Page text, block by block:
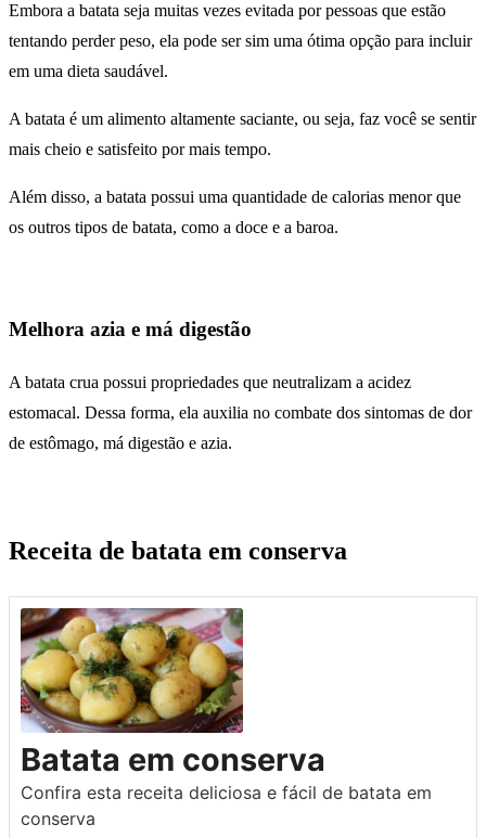
Embora a batata seja muitas vezes evitada por pessoas que estão
tentando perder peso, ela pode ser sim uma ótima opção para incluir
em uma dieta saudável.
A batata é um alimento altamente saciante, ou seja, faz você se sentir
mais cheio e satisfeito por mais tempo.
Além disso, a batata possui uma quantidade de calorias menor que
os outros tipos de batata, como a doce e a baroa.
Melhora azia e má digestão
A batata crua possui propriedades que neutralizam a acidez
estomacal. Dessa forma, ela auxilia no combate dos sintomas de dor
de estômago, má digestão e azia.
Receita de batata em conserva
Batata em conserva
Confira esta receita deliciosa e fácil de batata em
conserva